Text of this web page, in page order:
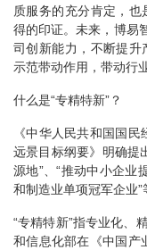
质服务的充分肯定，
得的印证。未来，博易
司创新能力，不断提升
示范带动作用，带动行
什么是“专精特新”？
《中华人民共和国国
远景目标纲要》明确提
源地”、“推动中小企业
和制造业单项冠军企业”
“专精特新”指专业化、
和信息化部在《中国产